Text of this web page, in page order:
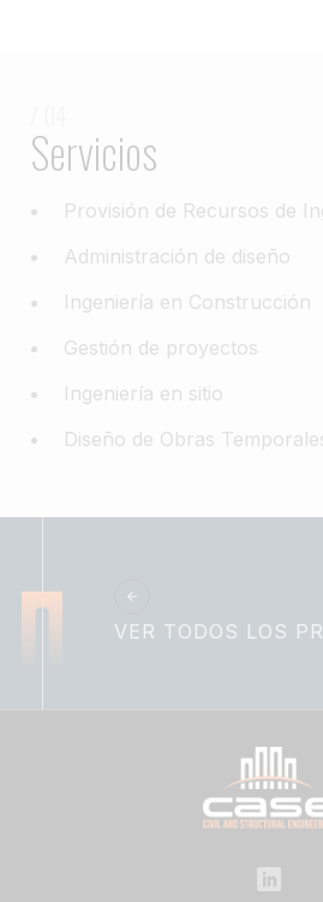
Servicios
Provisión de Recursos de
Administración de diseño
Ingeniería en Construcción
Gestión de proyectos
Ingeniería en sitio
Diseño de Obras
VER TODOS LOS